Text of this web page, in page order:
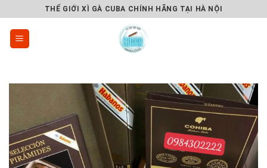
to
content
THẾ GIỚI XÌ GÀ CUBA CHÍNH HÃNG TẠI HÀ NỘI